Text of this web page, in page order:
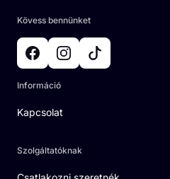
Kövess bennünket
Információ
Kapcsolat
Szolgáltatóknak